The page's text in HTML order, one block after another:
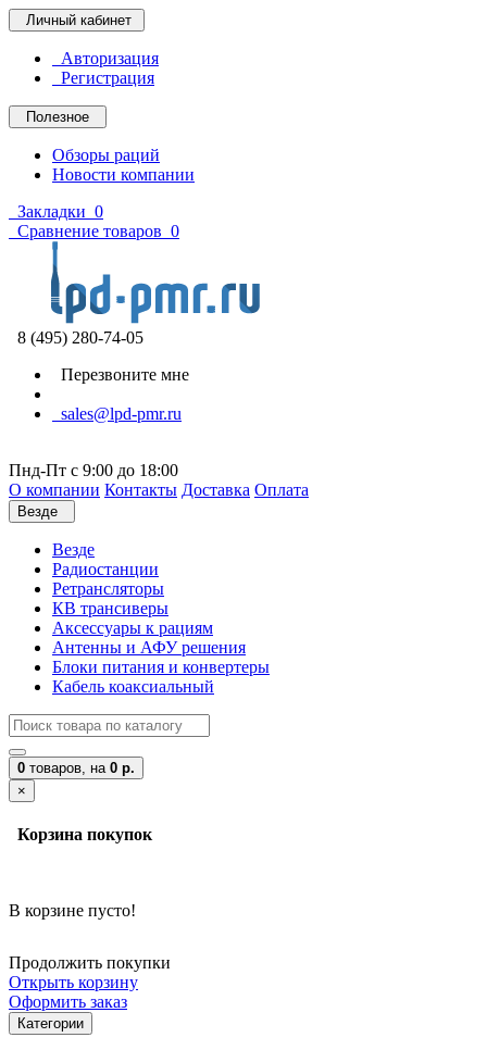
Личный кабинет
Авторизация
Регистрация
Полезное
Обзоры раций
Новости компании
Закладки 0
Сравнение товаров 0
8 (495) 280-74-05
Перезвоните мне
sales@lpd-pmr.ru
Пнд-Пт с 9:00 до 18:00
О компании Контакты Доставка Оплата
Везде
Везде
Радиостанции
Ретрансляторы
КВ трансиверы
Аксессуары к рациям
Антенны и АФУ решения
Блоки питания и конвертеры
Кабель коаксиальный
0 товаров, на 0 р.
×
Корзина покупок
В корзине пусто!
Продолжить покупки
Открыть корзину
Оформить заказ
Категории